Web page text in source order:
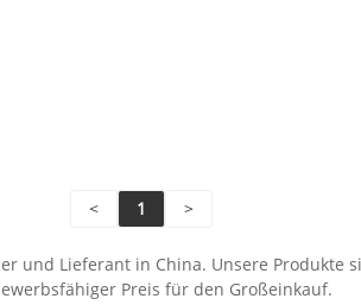
< 1 >
und Lieferant in China. Unsere
Preis für den Großeinkauf.